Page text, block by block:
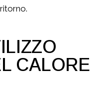
CALORE